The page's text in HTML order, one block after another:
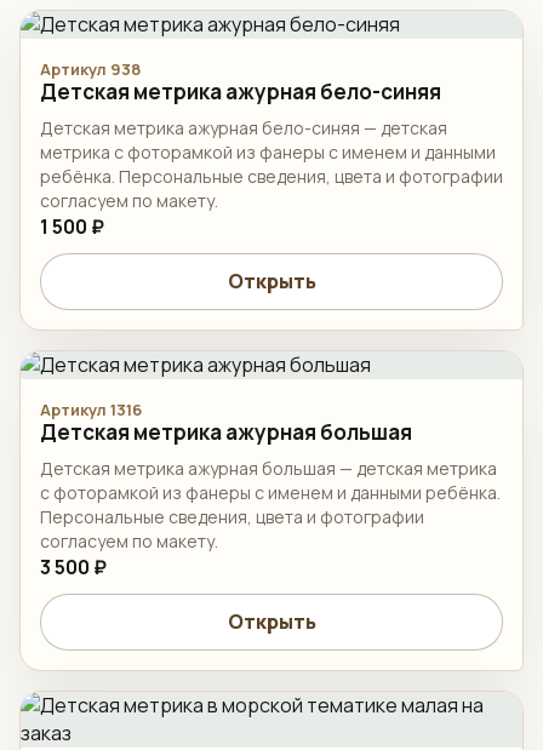
Артикул 938
Детская метрика ажурная бело-синяя
Детская метрика ажурная бело-синяя — детская
метрика с фоторамкой из фанеры с именем и данными
ребёнка. Персональные сведения, цвета и фотографии
согласуем по макету.
1 500 ₽
Открыть
Артикул 1316
Детская метрика ажурная большая
Детская метрика ажурная большая — детская метрика
с фоторамкой из фанеры с именем и данными ребёнка.
Персональные сведения, цвета и фотографии
согласуем по макету.
3 500 ₽
Открыть